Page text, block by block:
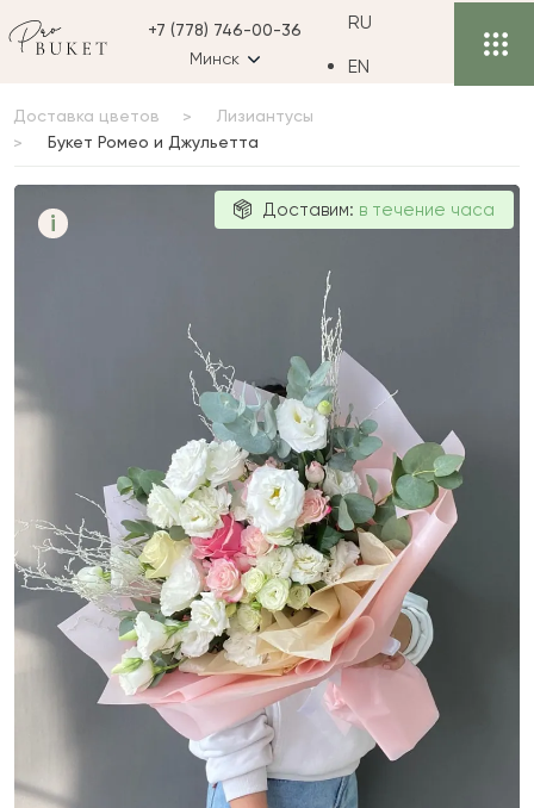
+7 (778) 746-00-36
Минск
RU
EN
Доставка цветов
Лизиантусы
Букет Ромео и Джульетта
i
Ромео и
Доставим: в течение часа